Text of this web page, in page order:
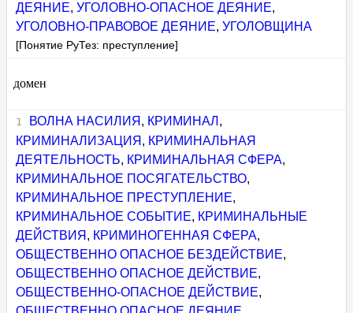
ДЕЯНИЕ,УГОЛОВНО-ОПАСНОЕ ДЕЯНИЕ,
УГОЛОВНО-ПРАВОВОЕ ДЕЯНИЕ,УГОЛОВЩИНА
[Понятие РуТез: преступление]
домен
ВОЛНА НАСИЛИЯ , КРИМИНАЛ ,
КРИМИНАЛИЗАЦИЯ , КРИМИНАЛЬНАЯ
ДЕЯТЕЛЬНОСТЬ, КРИМИНАЛЬНАЯ СФЕРА,
КРИМИНАЛЬНОЕ ПОСЯГАТЕЛЬСТВО,
КРИМИНАЛЬНОЕ ПРЕСТУПЛЕНИЕ,
КРИМИНАЛЬНОЕ СОБЫТИЕ, КРИМИНАЛЬНЫЕ
ДЕЙСТВИЯ , КРИМИНОГЕННАЯ СФЕРА,
ОБЩЕСТВЕННО ОПАСНОЕ БЕЗДЕЙСТВИЕ,
ОБЩЕСТВЕННО ОПАСНОЕ ДЕЙСТВИЕ,
ОБЩЕСТВЕННО-ОПАСНОЕ ДЕЙСТВИЕ,